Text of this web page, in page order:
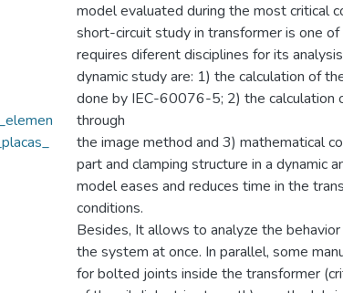
model evaluated during the most critical
short-circuit study in transformer is one
requires diferent disciplines for its
dynamic study are: 1) the calculation of
done by IEC-60076-5; 2) the calculation
through
the image method and 3) mathematical
part and clamping structure in a dynamic
model eases and reduces time in the
conditions.
Besides, It allows to analyze the
the system at once. In parallel, some
for bolted joints inside the transformer